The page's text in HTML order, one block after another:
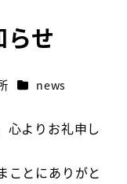
せ
カテゴリー
news
心よりお礼申し
ことにありがと